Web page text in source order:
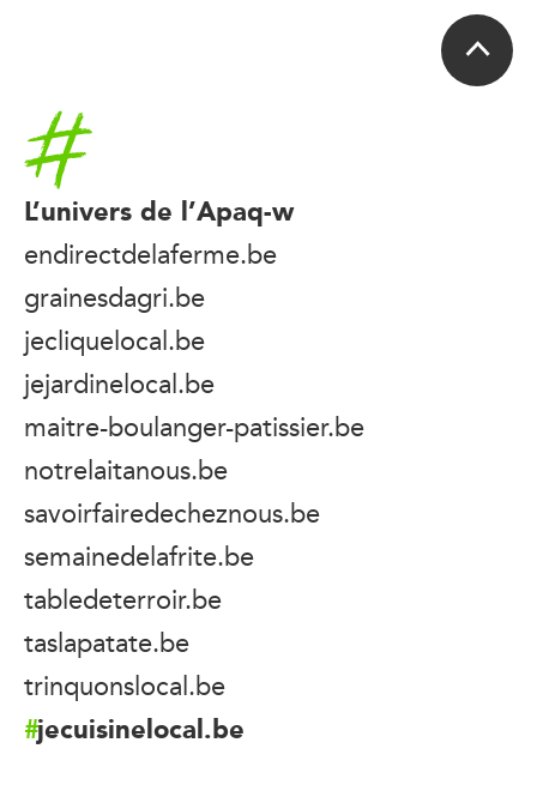
Accueil
L’univers de l’Apaq-w
endirectdelaferme.be
grainesdagri.be
jecliquelocal.be
jejardinelocal.be
maitre-boulanger-patissier.be
notrelaitanous.be
savoirfairedecheznous.be
semainedelafrite.be
tabledeterroir.be
taslapatate.be
trinquonslocal.be
jecuisinelocal.be